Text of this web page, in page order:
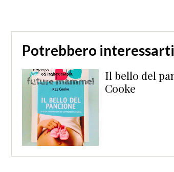
Potrebbero interessarti
pancione di Kaz